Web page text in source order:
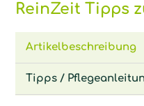
ReinZeit Tipps
Artikelbeschreibung
Tipps /